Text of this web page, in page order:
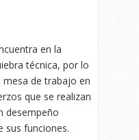
en la
técnica, por lo
mesa de trabajo en
que se realizan
desempeño
sus funciones.